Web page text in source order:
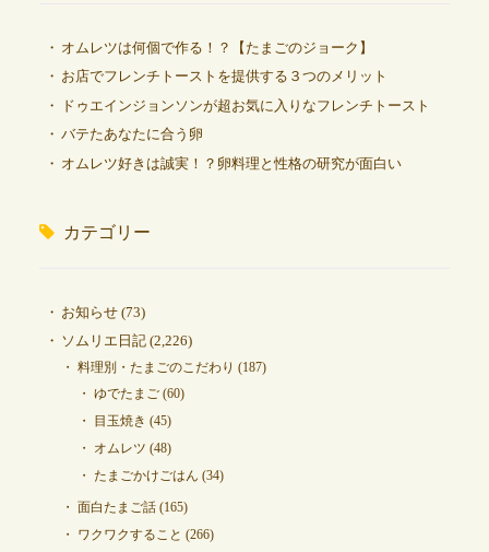
オムレツは何個で作る！？【たまごのジョーク】
お店でフレンチトーストを提供する３つのメリット
ドゥエインジョンソンが超お気に入りなフレンチトースト
バテたあなたに合う卵
オムレツ好きは誠実！？卵料理と性格の研究が面白い
カテゴリー
お知らせ(73)
ソムリエ日記(2,226)
料理別・たまごのこだわり (187)
ゆでたまご(60)
目玉焼き (45)
オムレツ (48)
たまごかけごはん (34)
面白たまご話(165)
ワクワクすること (266)